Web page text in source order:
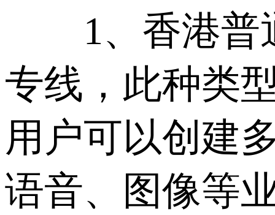
1、香港普通
专线，此种类
用户可以创建
语音、图像等